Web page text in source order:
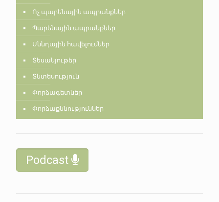
Ոչ պարենային ապրանքներ
Պարենային ապրանքներ
Սննդային հավելումներ
Տեսանյութեր
Տնտեսություն
Փորձագետներ
Փորձաքննություններ
Podcast